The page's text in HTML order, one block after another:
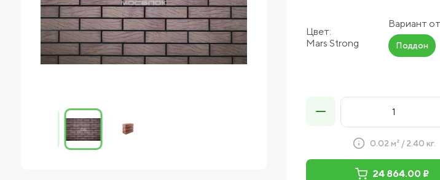
Цвет:
Mars Strong
Вариант
Поддон
0.02 м² / 2.40 кг.
24 864.00 ₽